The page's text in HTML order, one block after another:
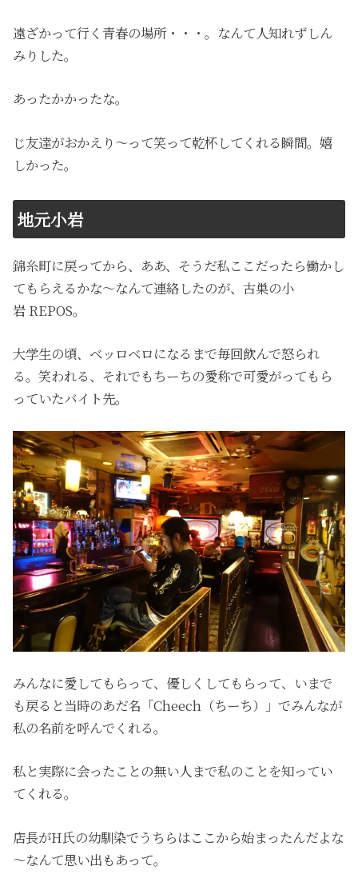
遠ざかって行く青春の場所・・・。なんて人知れずしん
みりした。
あったかかったな。
じ友達がおかえり～って笑って乾杯してくれる瞬間。嬉
しかった。
地元小岩
錦糸町に戻ってから、ああ、そうだ私ここだったら働かし
てもらえるかな～なんて連絡したのが、古巣の小
岩 REPOS。
大学生の頃、ベッロベロになるまで毎回飲んで怒られ
る。笑われる、それでもちーちの愛称で可愛がってもら
っていたバイト先。
みんなに愛してもらって、優しくしてもらって、いまで
も戻ると当時のあだ名「Cheech （ちーち）」でみんなが
私の名前を呼んでくれる。
私と実際に会ったことの無い人まで私のことを知ってい
てくれる。
店長がH氏の幼馴染でうちらはここから始まったんだよな
～なんて思い出もあって。